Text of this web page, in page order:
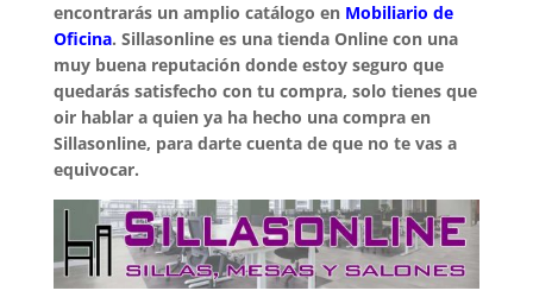
encontrarás un amplio catálogo en Mobiliario de
Oficina. Sillasonline es una tienda Online con una
muy buena reputación donde estoy seguro que
quedarás satisfecho con tu compra, solo tienes que
oir hablar a quien ya ha hecho una compra en
Sillasonline, para darte cuenta de que no te vas a
equivocar.